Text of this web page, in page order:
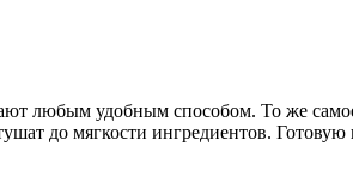
любым удобным способом. То же
до мягкости ингредиентов.